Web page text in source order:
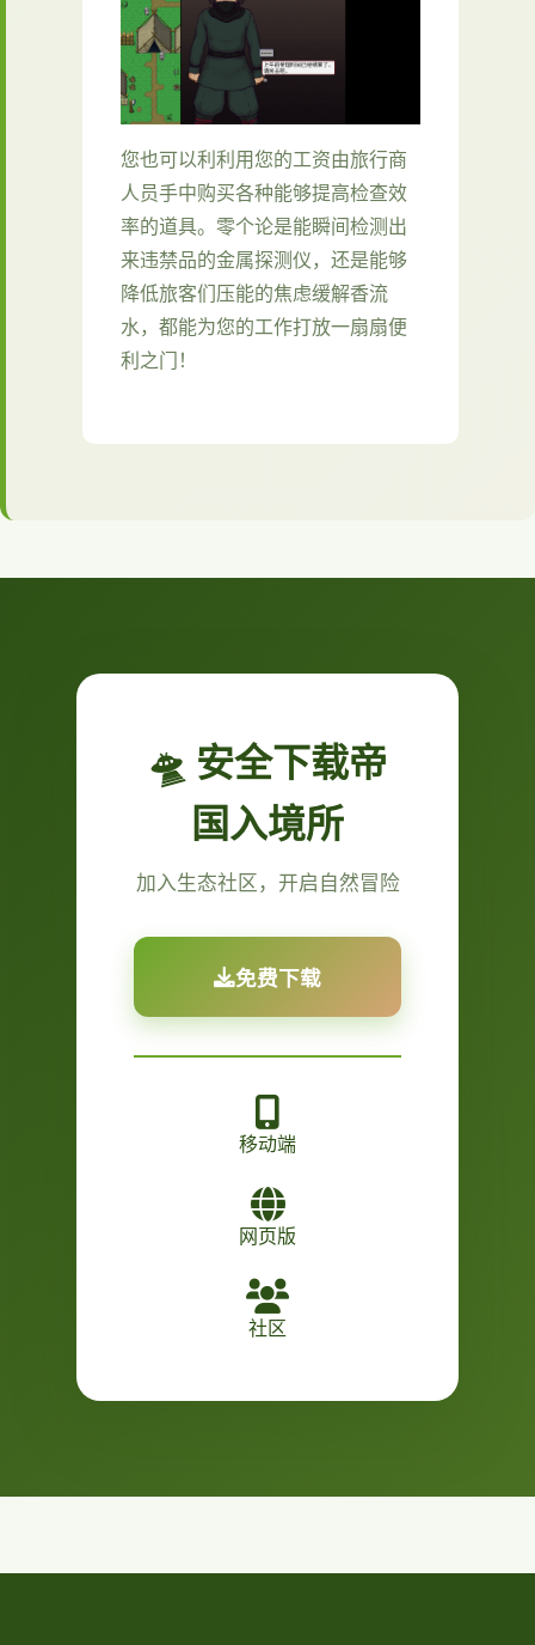
您也可以利利用您的工资由旅行商
人员手中购买各种能够提高检查效
率的道具。零个论是能瞬间检测出
来违禁品的金属探测仪，还是能够
降低旅客们压能的焦虑缓解香流
水，都能为您的工作打放一扇扇便
利之门！
🛸 安全下载帝
国入境所
加入生态社区，开启自然冒险
免费下载
移动端
网页版
社区